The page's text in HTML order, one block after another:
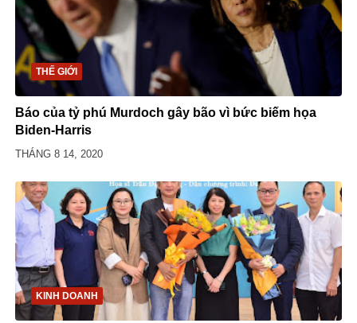
THẾ GIỚI
Báo của tỷ phú Murdoch gây bão vì bức biếm họa
Biden-Harris
THÁNG 8 14, 2020
KINH DOANH